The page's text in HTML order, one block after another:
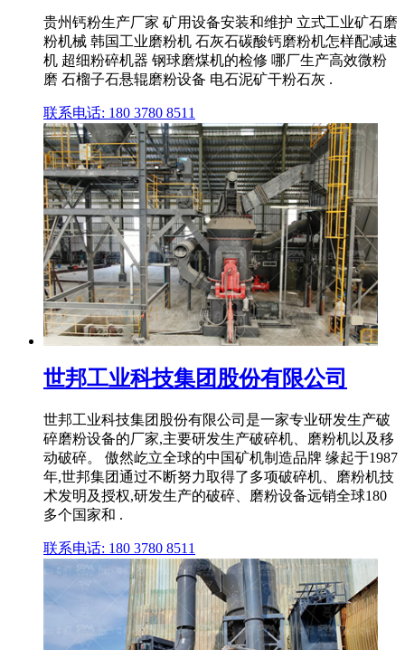
贵州钙粉生产厂家 矿用设备安装和维护 立式工业矿石磨
粉机械 韩国工业磨粉机 石灰石碳酸钙磨粉机怎样配减速
机 超细粉碎机器 钢球磨煤机的检修 哪厂生产高效微粉
磨 石榴子石悬辊磨粉设备 电石泥矿干粉石灰 .
联系电话: 180 3780 8511
世邦工业科技集团股份有限公司
世邦工业科技集团股份有限公司是一家专业研发生产破
碎磨粉设备的厂家,主要研发生产破碎机、磨粉机以及移
动破碎。 傲然屹立全球的中国矿机制造品牌 缘起于1987
年,世邦集团通过不断努力取得了多项破碎机、磨粉机技
术发明及授权,研发生产的破碎、磨粉设备远销全球180
多个国家和 .
联系电话: 180 3780 8511